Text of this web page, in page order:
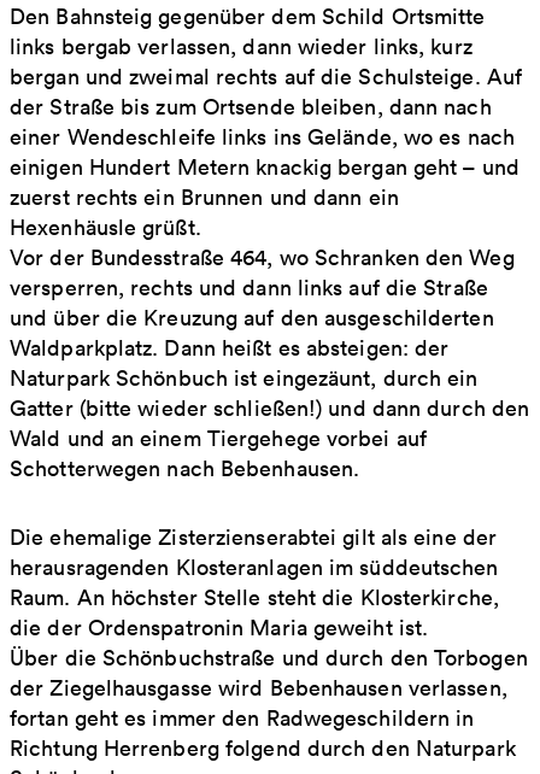
Den Bahnsteig gegenüber dem Schild Ortsmitte
links bergab verlassen, dann wieder links, kurz
bergan und zweimal rechts auf die Schulsteige. Auf
der Straße bis zum Ortsende bleiben, dann nach
einer Wendeschleife links ins Gelände, wo es nach
einigen Hundert Metern knackig bergan geht – und
zuerst rechts ein Brunnen und dann ein
Hexenhäusle grüßt.
Vor der Bundesstraße 464, wo Schranken den Weg
versperren, rechts und dann links auf die Straße
und über die Kreuzung auf den ausgeschilderten
Waldparkplatz. Dann heißt es absteigen: der
Naturpark Schönbuch ist eingezäunt, durch ein
Gatter (bitte wieder schließen!) und dann durch den
Wald und an einem Tiergehege vorbei auf
Schotterwegen nach Bebenhausen.
Die ehemalige Zisterzienserabtei gilt als eine der
herausragenden Klosteranlagen im süddeutschen
Raum. An höchster Stelle steht die Klosterkirche,
die der Ordenspatronin Maria geweiht ist.
Über die Schönbuchstraße und durch den Torbogen
der Ziegelhausgasse wird Bebenhausen verlassen,
fortan geht es immer den Radwegeschildern in
Richtung Herrenberg folgend durch den Naturpark